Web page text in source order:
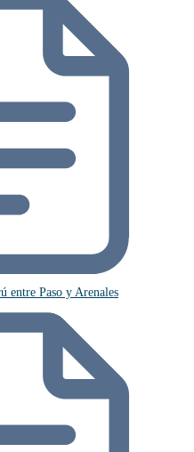
entre Paso y Arenales